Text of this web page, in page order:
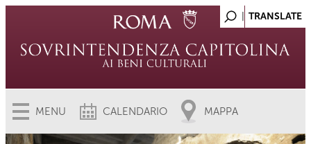
MENU CALENDARIO MAPPA